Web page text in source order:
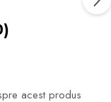
acest produs